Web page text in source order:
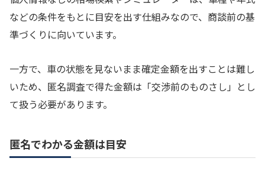
などの条件をもとに目安を出す仕組みなので、商談前の基
準づくりに向いています。
一方で、車の状態を見ないまま確定金額を出すことは難し
いため、匿名調査で得た金額は「交渉前のものさし」とし
て扱う必要があります。
匿名でわかる金額は目安